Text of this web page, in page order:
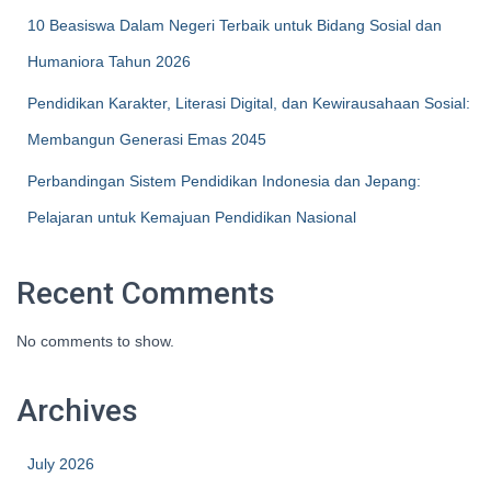
10 Beasiswa Dalam Negeri Terbaik untuk Bidang Sosial dan
Humaniora Tahun 2026
Pendidikan Karakter, Literasi Digital, dan Kewirausahaan Sosial:
Membangun Generasi Emas 2045
Perbandingan Sistem Pendidikan Indonesia dan Jepang:
Pelajaran untuk Kemajuan Pendidikan Nasional
Recent Comments
No comments to show.
Archives
July 2026